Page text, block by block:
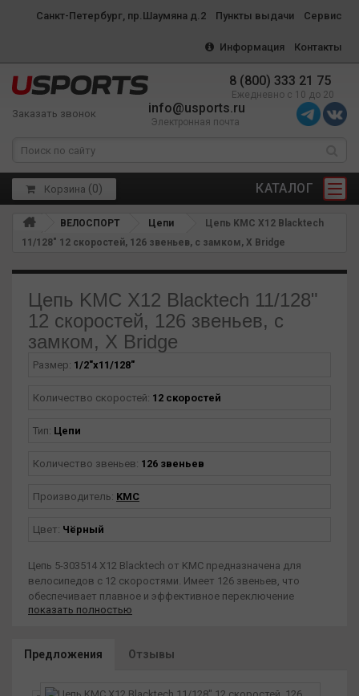
Санкт-Петербург, пр.Шаумяна д.2 Пункты выдачи Сервис
Информация Контакты
8 (800) 333 21 75
Ежедневно с 10 до 20
Заказать звонок info@usports.ru
Электронная почта
КАТАЛОГ
Корзина (0)
ВЕЛОСПОРТ Цепи
Цепь KMC X12 Blacktech
11/128" 12 скоростей, 126 звеньев, с замком, X Bridge
Цепь KMC X12 Blacktech 11/128"
12 скоростей, 126 звеньев, с
замком, X Bridge
Размер: 1/2"x11/128"
Количество скоростей: 12 скоростей
Тип: Цепи
Количество звеньев: 126 звеньев
Производитель: KMC
Цвет: Чёрный
Цепь 5-303514 X12 Blacktech от KMC предназначена для
велосипедов с 12 скоростями. Имеет 126 звеньев, что
обеспечивает плавное и эффективное переключение
передач.Особенности:
долговечность цепи.
делает её универсальным решением для большинства
показать полностью
Предложения Отзывы